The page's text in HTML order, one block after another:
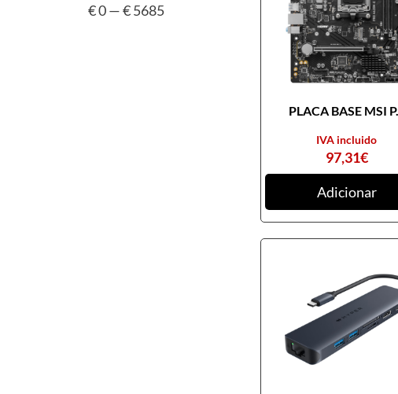
Marcas€0—€5685
PLACA BASE MSI P...
97,31€
IVA incluido
Adicionar